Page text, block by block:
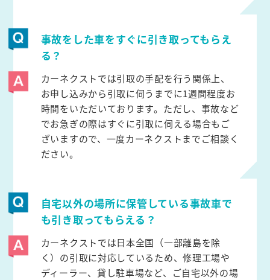
事故をした車をすぐに引き取ってもらえ
る？
カーネクストでは引取の手配を行う関係上、
お申し込みから引取に伺うまでに1週間程度お
時間をいただいております。ただし、事故など
でお急ぎの際はすぐに引取に伺える場合もご
ざいますので、一度カーネクストまでご相談く
ださい。
自宅以外の場所に保管している事故車で
も引き取ってもらえる？
カーネクストでは日本全国（一部離島を除
く）の引取に対応しているため、修理工場や
ディーラー、貸し駐車場など、ご自宅以外の場